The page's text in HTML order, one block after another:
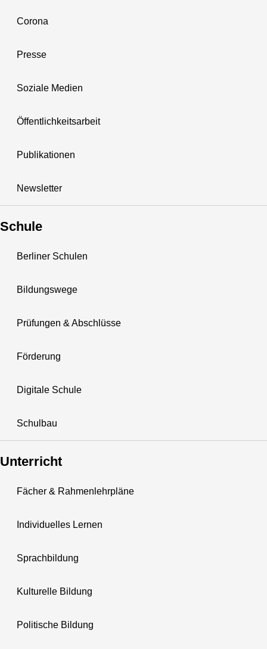
Corona
Presse
Soziale Medien
Öffentlichkeitsarbeit
Publikationen
Newsletter
Schule
Berliner Schulen
Bildungswege
Prüfungen & Abschlüsse
Förderung
Digitale Schule
Schulbau
Unterricht
Fächer & Rahmenlehrpläne
Individuelles Lernen
Sprachbildung
Kulturelle Bildung
Politische Bildung